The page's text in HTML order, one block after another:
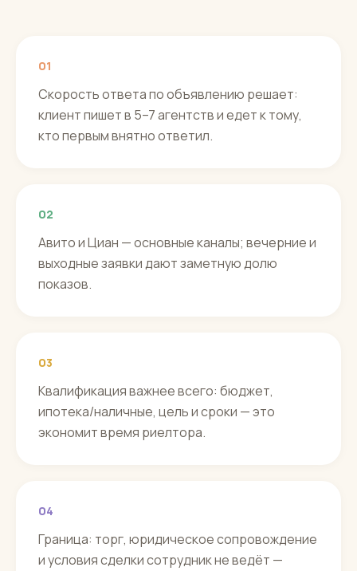
01
Скорость ответа по объявлению решает:
клиент пишет в 5–7 агентств и едет к тому,
кто первым внятно ответил.
02
Авито и Циан — основные каналы; вечерние и
выходные заявки дают заметную долю
показов.
03
Квалификация важнее всего: бюджет,
ипотека/наличные, цель и сроки — это
экономит время риелтора.
04
Граница: торг, юридическое сопровождение
и условия сделки сотрудник не ведёт —